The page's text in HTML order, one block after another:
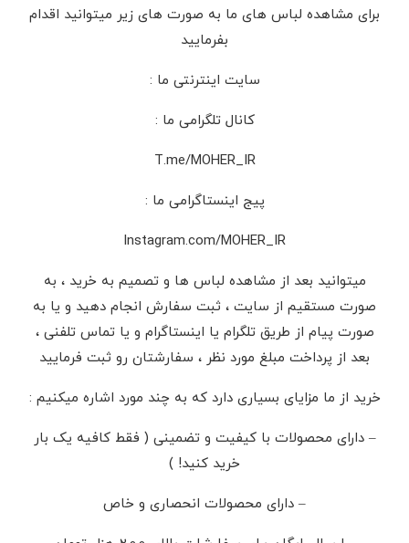
برای مشاهده لباس های ما به صورت های زیر میتوانید اقدام
بفرمایید
سایت اینترنتی ما :
کانال تلگرامی ما :
T.me/MOHER_IR
پیج اینستاگرامی ما :
Instagram.com/MOHER_IR
میتوانید بعد از مشاهده لباس ها و تصمیم به خرید ، به
صورت مستقیم از سایت ، ثبت سفارش انجام دهید و یا به
صورت پیام از طریق تلگرام یا اینستاگرام و یا تماس تلفنی ،
بعد از پرداخت مبلغ مورد نظر ، سفارشتان رو ثبت فرمایید
خرید از ما مزایای بسیاری دارد که به چند مورد اشاره میکنیم :
– دارای محصولات با کیفیت و تضمینی ( فقط کافیه یک بار
خرید کنید! )
– دارای محصولات انحصاری و خاص